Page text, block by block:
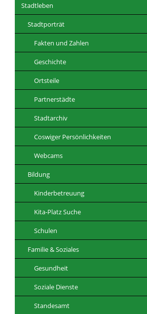
Stadtleben
Stadtporträt
Fakten und Zahlen
Geschichte
Ortsteile
Partnerstädte
Stadtarchiv
Coswiger Persönlichkeiten
Webcams
Bildung
Kinderbetreuung
Kita-Platz Suche
Schulen
Familie & Soziales
Gesundheit
Soziale Dienste
Standesamt